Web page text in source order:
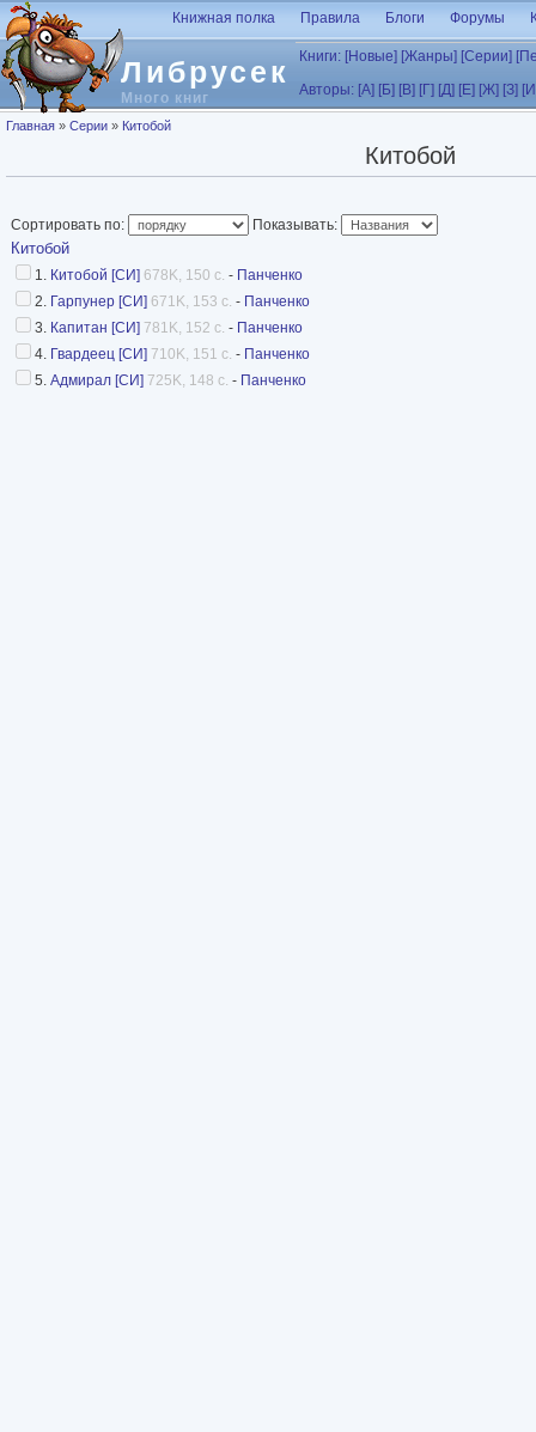
Перейти к основному содержанию
Либрусек
Много книг
Книжная полка Правила Блоги Форумы
Книги: [Новые] [Жанры] [Серии]
Авторы: [А] [Б] [В] [Г] [Д] [Е] [Ж] [З]
Вы здесь
Главная » Серии » Китобой
Китобой
Сортировать по: Показывать:
Китобой
1. Китобой [СИ] 678K, 150 с. - Панченко
2. Гарпунер [СИ] 671K, 153 с. - Панченко
3. Капитан [СИ] 781K, 152 с. - Панченко
4. Гвардеец [СИ] 710K, 151 с. - Панченко
5. Адмирал [СИ] 725K, 148 с. - Панченко